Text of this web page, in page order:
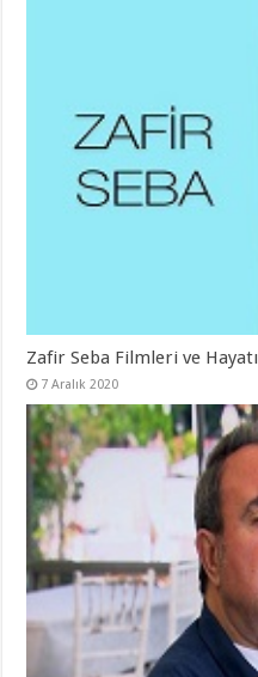
Zafir Seba Filmleri ve Hayatı
7 Aralık 2020